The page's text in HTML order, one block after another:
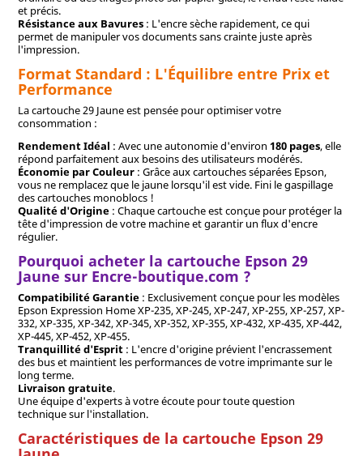
et précis.
Résistance aux Bavures: L'encre sèche rapidement, ce qui
permet de manipuler vos documents sans crainte juste après
l'impression.
Format Standard : L'Équilibre entre Prix et
Performance
La cartouche 29 Jaune est pensée pour optimiser votre
consommation :
Rendement Idéal : Avec une autonomie d'environ 180 pages, elle
répond parfaitement aux besoins des utilisateurs modérés.
Économie par Couleur: Grâce aux cartouches séparées Epson,
vous ne remplacez que le jaune lorsqu'il est vide. Fini le gaspillage
des cartouches monoblocs !
Qualité d'Origine: Chaque cartouche est conçue pour protéger la
tête d'impression de votre machine et garantir un flux d'encre
régulier.
Pourquoi acheter la cartouche Epson 29
Jaune sur Encre-boutique.com ?
Compatibilité Garantie: Exclusivement conçue pour les modèles
Epson Expression Home XP-235, XP-245, XP-247, XP-255, XP-257, XP-
332, XP-335, XP-342, XP-345, XP-352, XP-355, XP-432, XP-435, XP-442,
XP-445, XP-452, XP-455.
Tranquillité d'Esprit: L'encre d'origine prévient l'encrassement
des bus et maintient les performances de votre imprimante sur le
long terme.
Livraison gratuite.
Une équipe d'experts à votre écoute pour toute question
technique sur l'installation.
Caractéristiques de la cartouche Epson 29